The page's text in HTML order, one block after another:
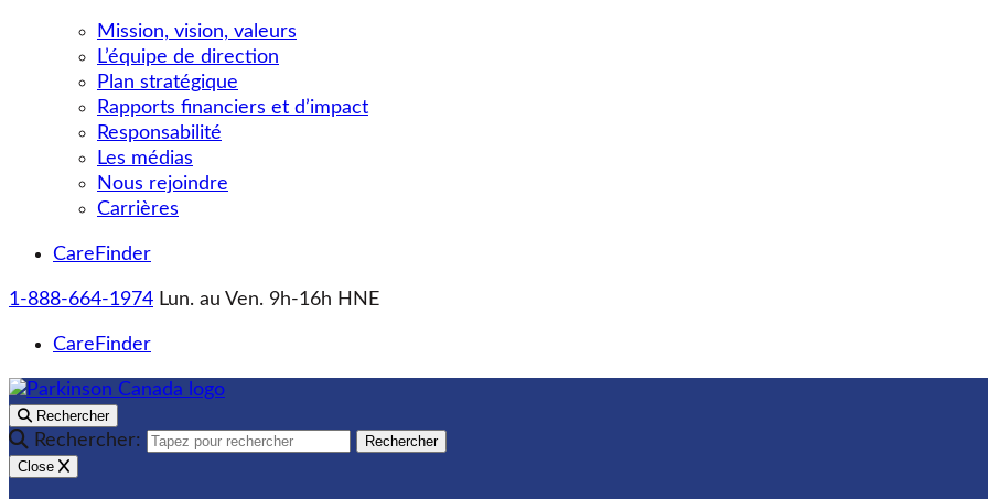
Mission, vision, valeurs
L’équipe de direction
Plan stratégique
Rapports financiers et d’impact
Responsabilité
Les médias
Nous rejoindre
Carrières
CareFinder
1-888-664-1974 Lun. au Ven. 9h-16h HNE
CareFinder
Rechercher
Rechercher:
Rechercher
Close